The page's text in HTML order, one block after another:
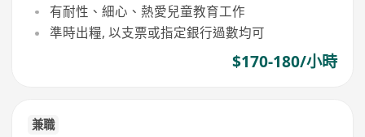
有耐性、細心、熱愛兒童教育工作
準時出糧, 以支票或指定銀行過數均可
$170-180/小時
兼職